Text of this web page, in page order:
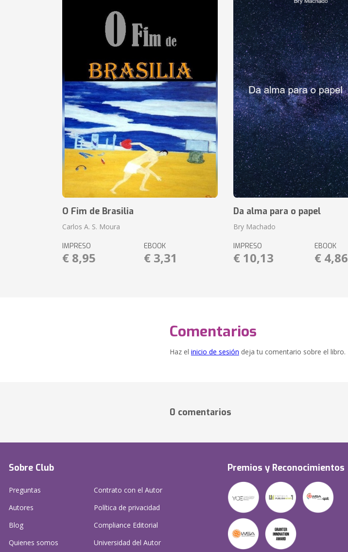
O Fim de Brasilia
Carlos A. S. Moura
IMPRESO
€ 8,95
EBOOK
€ 3,31
Da alma para o papel
Bry Machado
IMPRESO
€ 10,13
EBOOK
€ 4,86
Comentarios
Haz el inicio de sesión deja tu comentario sobre el libro.
0 comentarios
Sobre Club
Preguntas
Autores
Blog
Quienes somos
Contrato con el Autor
Política de privacidad
Compliance Editorial
Universidad del Autor
Premios y Reconocimientos